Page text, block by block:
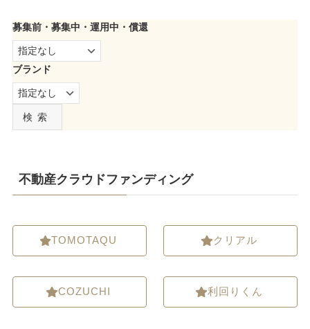
募集前・募集中・運用中・償還
ブランド
検索
不動産クラウドファンディング
TOMOTAQU
COZUCHI
クリアル
利回りくん